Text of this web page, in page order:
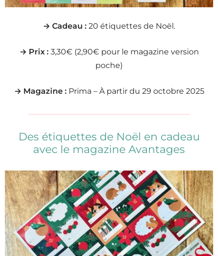
→ Cadeau : 20 étiquettes de Noël.
→ Prix :3,30€ (2,90€ pour le magazine version
poche)
→ Magazine :Prima – À partir du 29 octobre 2025
Des étiquettes de Noël en cadeau
avec le magazine Avantages